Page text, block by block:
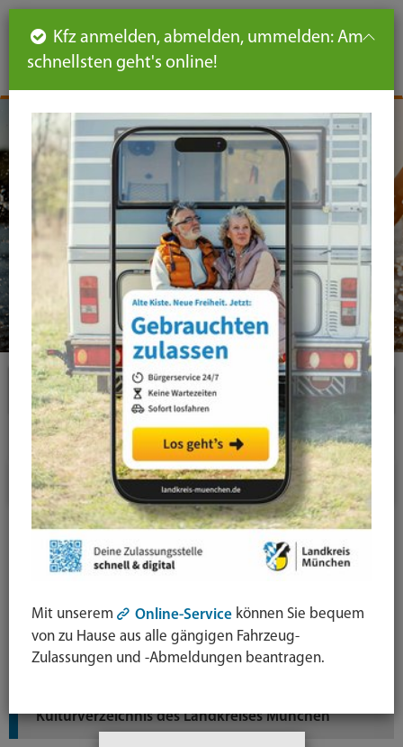
DE
Themen
Freizeit, Kultur & Sport
Kultur
Kulturveranstaltungen
Museen und Ausstellungen
Heimatpflege
Kulturpreis
Kulturverzeichnis des Landkreises München
Seiteninhalt
Hauptnavigation
Seitennavigation
leichte
Sprache
Kfz anmelden, abmelden, ummelden: Am
schnellsten geht's online!
Mit unserem Online-Service können Sie bequem
von zu Hause aus alle gängigen Fahrzeug-
Zulassungen und -Abmeldungen beantragen.